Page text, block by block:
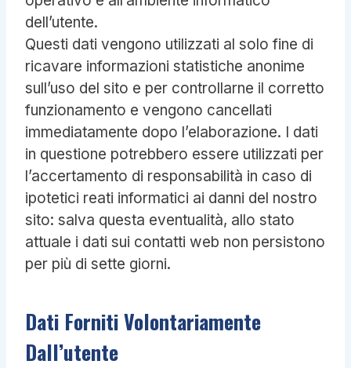
dell’utente.
Questi dati vengono utilizzati al solo fine di
ricavare informazioni statistiche anonime
sull’uso del sito e per controllarne il corretto
funzionamento e vengono cancellati
immediatamente dopo l’elaborazione. I dati
in questione potrebbero essere utilizzati per
l’accertamento di responsabilità in caso di
ipotetici reati informatici ai danni del nostro
sito: salva questa eventualità, allo stato
attuale i dati sui contatti web non persistono
per più di sette giorni.
Dati Forniti Volontariamente
Dall’utente